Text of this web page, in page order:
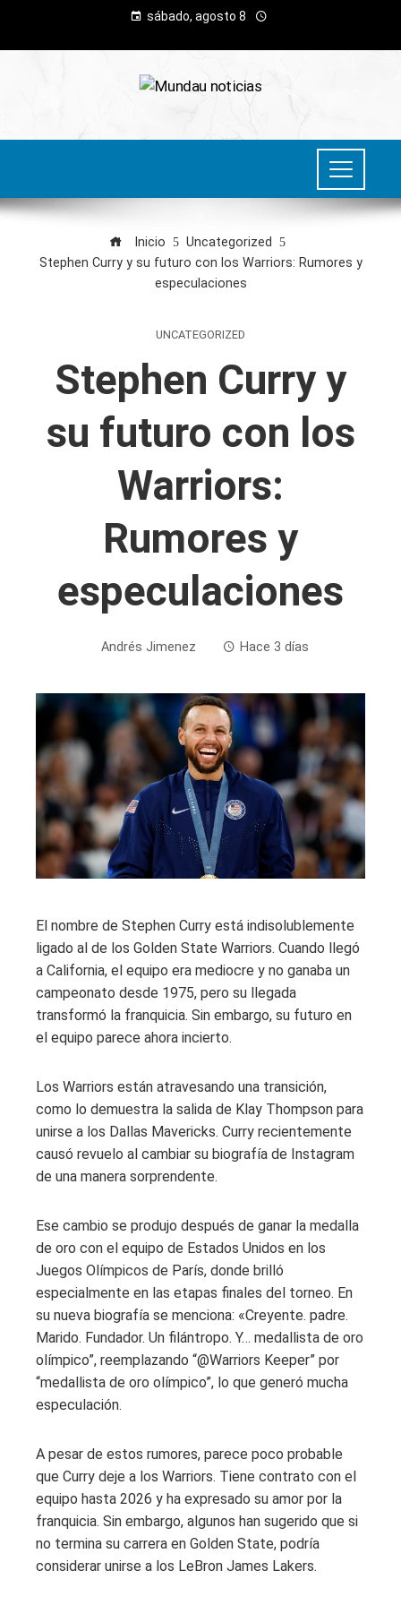
sábado, agosto 8
Inicio
Uncategorized
Stephen Curry y su futuro con los Warriors: Rumores y
especulaciones
UNCATEGORIZED
Stephen Curry y
su futuro con los
Warriors:
Rumores y
especulaciones
Andrés Jimenez Hace 3 días
El nombre de Stephen Curry está indisolublemente
ligado al de los Golden State Warriors. Cuando llegó
a California, el equipo era mediocre y no ganaba un
campeonato desde 1975, pero su llegada
transformó la franquicia. Sin embargo, su futuro en
el equipo parece ahora incierto.
Los Warriors están atravesando una transición,
como lo demuestra la salida de Klay Thompson para
unirse a los Dallas Mavericks. Curry recientemente
causó revuelo al cambiar su biografía de Instagram
de una manera sorprendente.
Ese cambio se produjo después de ganar la medalla
de oro con el equipo de Estados Unidos en los
Juegos Olímpicos de París, donde brilló
especialmente en las etapas finales del torneo. En
su nueva biografía se menciona: «Creyente. padre.
Marido. Fundador. Un filántropo. Y… medallista de oro
olímpico”, reemplazando “@Warriors Keeper” por
“medallista de oro olímpico”, lo que generó mucha
especulación.
A pesar de estos rumores, parece poco probable
que Curry deje a los Warriors. Tiene contrato con el
equipo hasta 2026 y ha expresado su amor por la
franquicia. Sin embargo, algunos han sugerido que si
no termina su carrera en Golden State, podría
considerar unirse a los LeBron James Lakers.